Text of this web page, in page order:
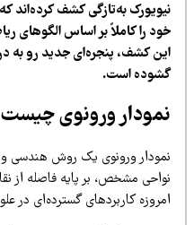
به‌تازگی کشف کرده‌اند که
را کاملاً بر اساس الگوهای
کشف، پنجره‌ای جدید رو به درک
است.
ورونوی چیست و
ورونوی یک روش هندسی و
مشخص، بر پایه فاصله از نقاط
کاربردهای گسترده‌ای در علوم